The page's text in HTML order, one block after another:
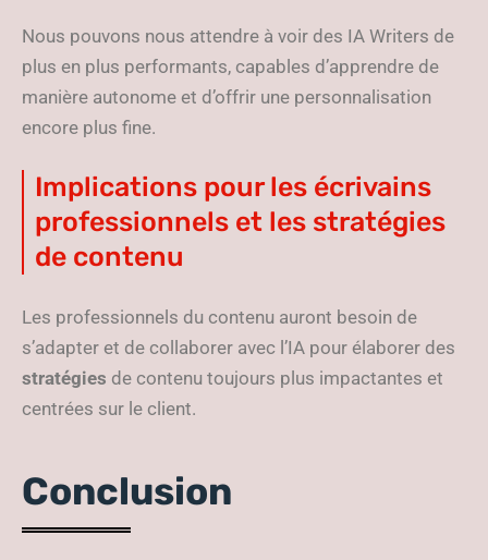
Nous pouvons nous attendre à voir des IA Writers de
plus en plus performants, capables d’apprendre de
manière autonome et d’offrir une personnalisation
encore plus fine.
Implications pour les écrivains
professionnels et les stratégies
de contenu
Les professionnels du contenu auront besoin de
s’adapter et de collaborer avec l’IA pour élaborer des
stratégies de contenu toujours plus impactantes et
centrées sur le client.
Conclusion